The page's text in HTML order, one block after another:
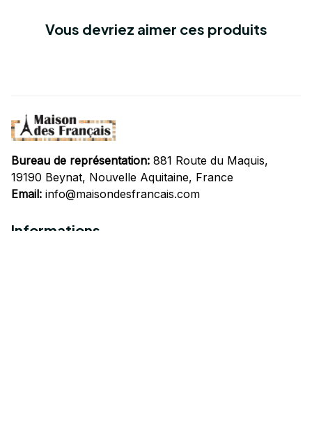
Vous devriez aimer ces produits
Bureau de représentation: 881 Route du Maquis,
19190 Beynat, Nouvelle Aquitaine, France
Email: info@maisondesfrancais.com
Informations